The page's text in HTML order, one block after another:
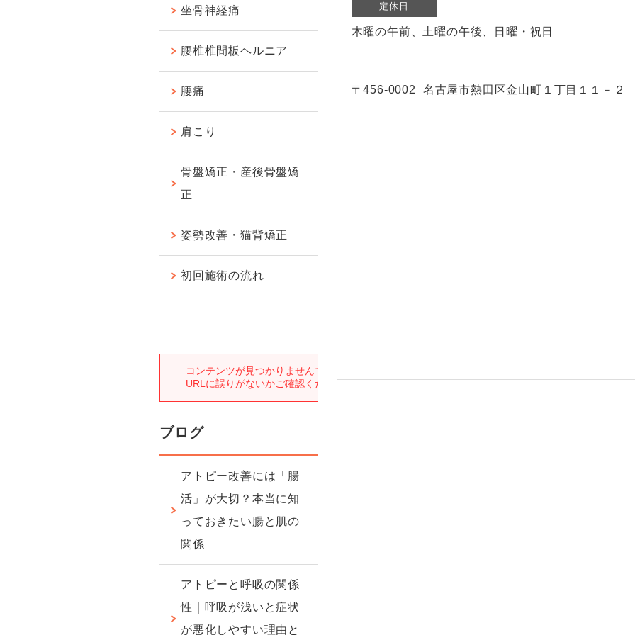
定休日
木曜の午前、土曜の午後、日曜・祝日
〒456-0002 名古屋市熱田区金山町１丁目１１－２
坐骨神経痛
腰椎椎間板ヘルニア
腰痛
肩こり
骨盤矯正・産後骨盤矯
正
姿勢改善・猫背矯正
初回施術の流れ
ブログ
アトピー改善には「腸
活」が大切？本当に知
っておきたい腸と肌の
関係
アトピーと呼吸の関係
性｜呼吸が浅いと症状
が悪化しやすい理由と